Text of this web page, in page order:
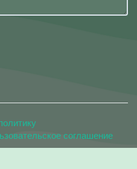
соглашение